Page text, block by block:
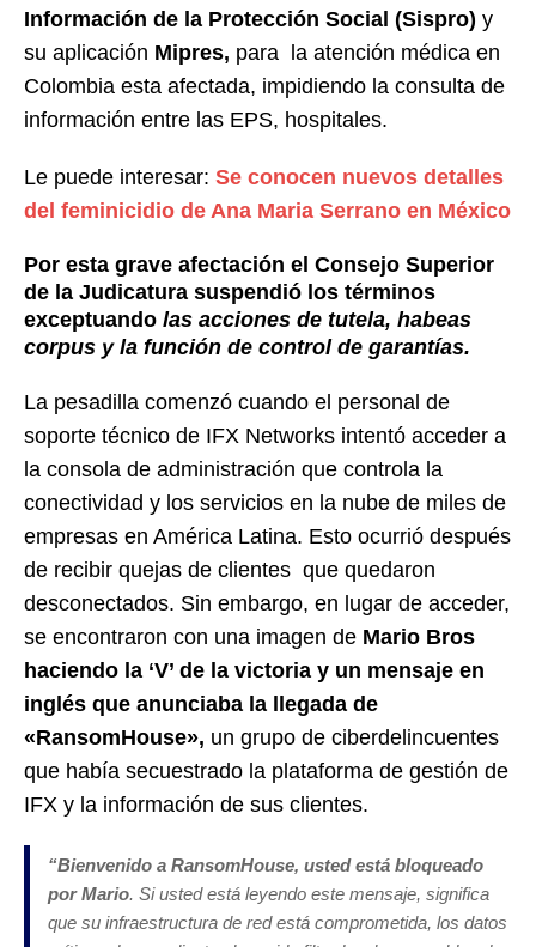
Información de la Protección Social (Sispro) y
su aplicación Mipres, para la atención médica en
Colombia esta afectada, impidiendo la consulta de
información entre las EPS, hospitales.
Le puede interesar: Se conocen nuevos detalles
del feminicidio de Ana Maria Serrano en México
Por esta grave afectación el Consejo Superior
de la Judicatura suspendió los términos
exceptuando las acciones de tutela, habeas
corpus y la función de control de garantías.
La pesadilla comenzó cuando el personal de
soporte técnico de IFX Networks intentó acceder a
la consola de administración que controla la
conectividad y los servicios en la nube de miles de
empresas en América Latina. Esto ocurrió después
de recibir quejas de clientes que quedaron
desconectados. Sin embargo, en lugar de acceder,
se encontraron con una imagen de Mario Bros
haciendo la ‘V’ de la victoria y un mensaje en
inglés que anunciaba la llegada de
«RansomHouse», un grupo de ciberdelincuentes
que había secuestrado la plataforma de gestión de
IFX y la información de sus clientes.
“Bienvenido a RansomHouse, usted está bloqueado
por Mario. Si usted está leyendo este mensaje, significa
que su infraestructura de red está comprometida, los datos